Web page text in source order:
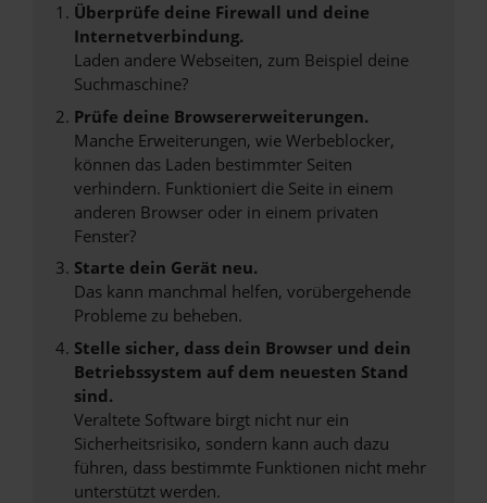
Überprüfe deine Firewall und deine
Internetverbindung.
Laden andere Webseiten, zum Beispiel deine
Suchmaschine?
Prüfe deine Browsererweiterungen.
Manche Erweiterungen, wie Werbeblocker,
können das Laden bestimmter Seiten
verhindern. Funktioniert die Seite in einem
anderen Browser oder in einem privaten
Fenster?
Starte dein Gerät neu.
Das kann manchmal helfen, vorübergehende
Probleme zu beheben.
Stelle sicher, dass dein Browser und dein
Betriebssystem auf dem neuesten Stand
sind.
Veraltete Software birgt nicht nur ein
Sicherheitsrisiko, sondern kann auch dazu
führen, dass bestimmte Funktionen nicht mehr
unterstützt werden.